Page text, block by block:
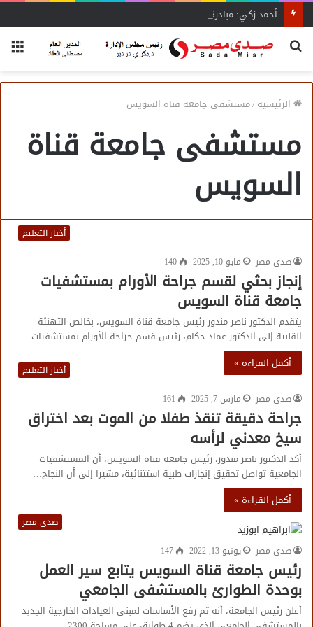
أحمد زكي: مبادرة “مصر تنطلق بالتصدير”
بحث
الرئيسية/مستشفى جامعة قناة السويس
مستشفى جامعة قناة
السويس
أخبار التعليم
صدى مصر
مايو 10, 2025 140
إنجاز بحثي لقسم جراحة الأورام بمستشفيات
جامعة قناة السويس
يتقدم الدكتور ناصر مندور رئيس جامعة قناة السويس، بخالص التهنئة
القلبية إلى الدكتور عماد حكام، رئيس قسم جراحة الأورام بمستشفيات
أكمل القراءة »
أخبار التعليم
صدى مصر
مارس 7, 2025 161
جراحة دقيقة تنقذ طفلا من الموت بعد اختراق
سيخ معدني لرأسه
أكد الدكتور ناصر مندور، رئيس جامعة قناة السويس، أن المستشفيات
الجامعية تواصل تحقيق إنجازات طبية استثنائية، مشيرا إلى أن النجاح…
أكمل القراءة »
صدى مصر
صدى مصر
يونيو 13, 2022 147
رئيس جامعة قناة السويس يتابع سير العمل
بوحدة الطوارئ بالمستشفى الجامعي
أعلن رئيس الجامعة، أنه تم رفع الأساسات لمبنى العيادات الخارجية الجديد